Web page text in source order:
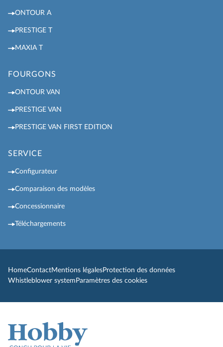
ONTOUR A
PRESTIGE T
MAXIA T
FOURGONS
ONTOUR VAN
PRESTIGE VAN
PRESTIGE VAN FIRST EDITION
SERVICE
Configurateur
Comparaison des modèles
Concessionnaire
Téléchargements
HomeContactMentions légalesProtection des données
Whistleblower system Paramètres des cookies